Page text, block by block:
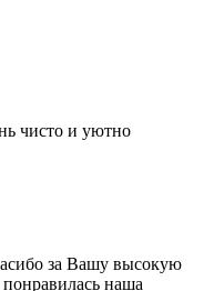
чисто и уютно
за Вашу высокую
наша